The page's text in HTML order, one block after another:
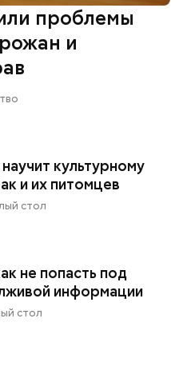
проблемы
и
культурному
и их питомцев
стол
не попасть под
информации
стол